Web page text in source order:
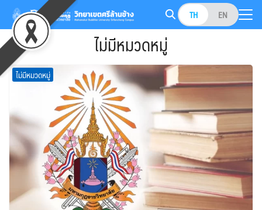
Skip
content
TH EN
Search
for: ไม่มีหมวดหมู่
ไม่มีหมวดหมู่